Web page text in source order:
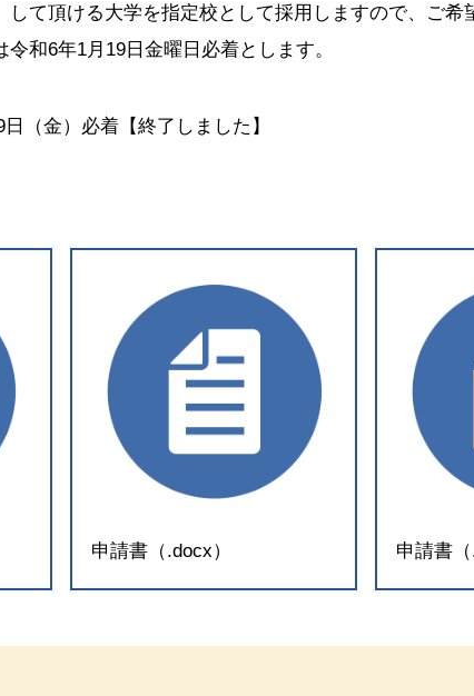
して頂ける大学を指定校として採用しますので、ご希
和6年1月19日金曜日必着とします。
（金）必着【終了しました】
申請書（.docx） 申請書（